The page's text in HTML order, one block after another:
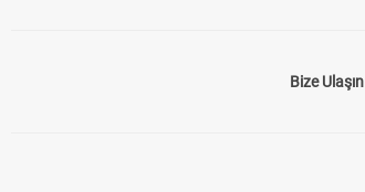
Bize Ulaşın